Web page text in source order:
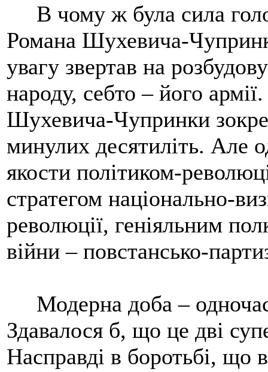
В чому ж була сила
Романа Шухевича-
увагу звертав на
народу, себто – його
Шухевича-Чупринки
минулих десятиліть. Але
якости політиком-
стратегом національно-
революції, геніяльним
війни – повстансько-
Модерна доба –
Здавалося б, що це дві
Насправді в боротьбі, що